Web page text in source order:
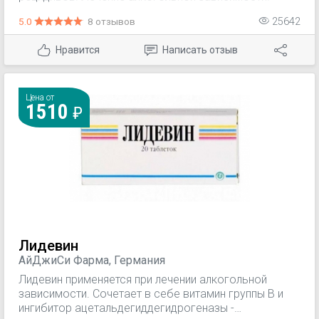
5.0 8 отзывов 25642
Нравится Написать отзыв
Цена от
1510
Лидевин
АйДжиСи Фарма, Германия
Лидевин применяется при лечении алкогольной
зависимости. Сочетает в себе витамин группы B и
ингибитор ацетальдегиддегидрогеназы -